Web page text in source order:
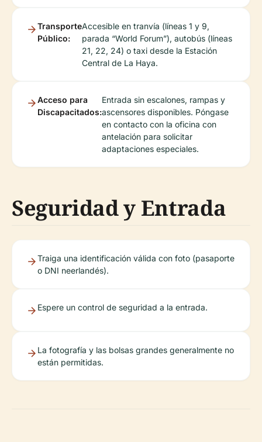
Transporte
Público:
Accesible en tranvía (líneas 1 y 9,
parada “World Forum”), autobús (líneas
21, 22, 24) o taxi desde la Estación
Central de La Haya.
Acceso para
Discapacitados:
Entrada sin escalones, rampas y
ascensores disponibles. Póngase
en contacto con la oficina con
antelación para solicitar
adaptaciones especiales.
Seguridad y Entrada
Traiga una identificación válida con foto (pasaporte
o DNI neerlandés).
Espere un control de seguridad a la entrada.
La fotografía y las bolsas grandes generalmente no
están permitidas.